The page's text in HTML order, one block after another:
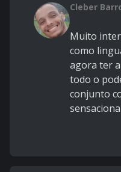
Cleber
Muito
como
agora ter
todo o
conjunto